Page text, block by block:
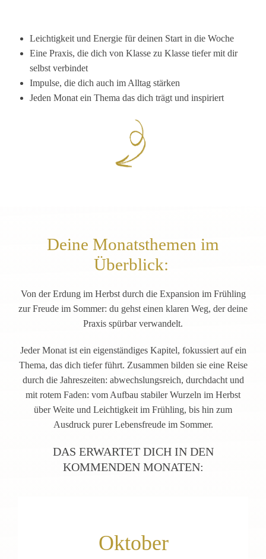
Leichtigkeit und Energie für deinen Start in die Woche
Eine Praxis, die dich von Klasse zu Klasse tiefer mit dir
selbst verbindet
Impulse, die dich auch im Alltag stärken
Jeden Monat ein Thema das dich trägt und inspiriert
Deine Monatsthemen im
Überblick:
Von der Erdung im Herbst durch die Expansion im Frühling
zur Freude im Sommer: du gehst einen klaren Weg, der deine
Praxis spürbar verwandelt.
Jeder Monat ist ein eigenständiges Kapitel, fokussiert auf ein
Thema, das dich tiefer führt. Zusammen bilden sie eine Reise
durch die Jahreszeiten: abwechslungsreich, durchdacht und
mit rotem Faden: vom Aufbau stabiler Wurzeln im Herbst
über Weite und Leichtigkeit im Frühling, bis hin zum
Ausdruck purer Lebensfreude im Sommer.
DAS ERWARTET DICH IN DEN
KOMMENDEN MONATEN:
Oktober